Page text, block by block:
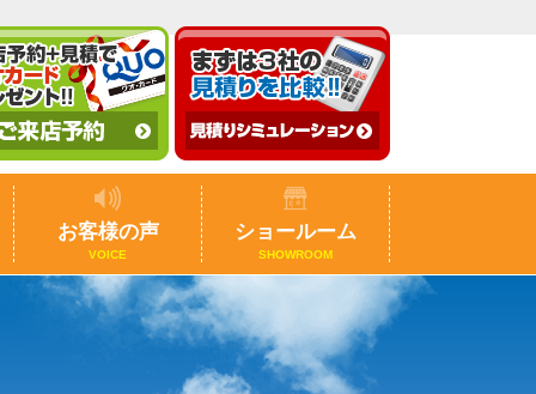
お客様の声
VOICE
ショールーム
SHOWROOM